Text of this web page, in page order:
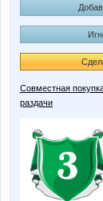
Совместная
раздачи